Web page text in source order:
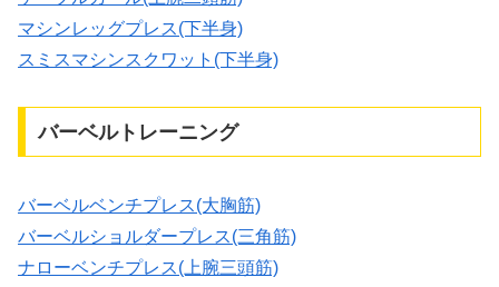
マシンレッグプレス(下半身)
スミスマシンスクワット(下半身)
バーベルトレーニング
バーベルベンチプレス(大胸筋)
バーベルショルダープレス(三角筋)
ナローベンチプレス(上腕三頭筋)